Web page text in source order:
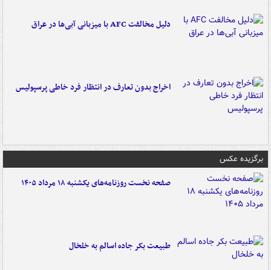
دلیل مخالفت AFC با میزبانی آبی‌ها در عراق
اخراج بدون تعارف در انتظار فرد خاطی پرسپولیس
برگزیده عکس
صفحه نخست روزنامه‌های یکشنبه ۱۸ مرداد ۱۴۰۵
طبیعت بکر جاده اسالم به خلخال